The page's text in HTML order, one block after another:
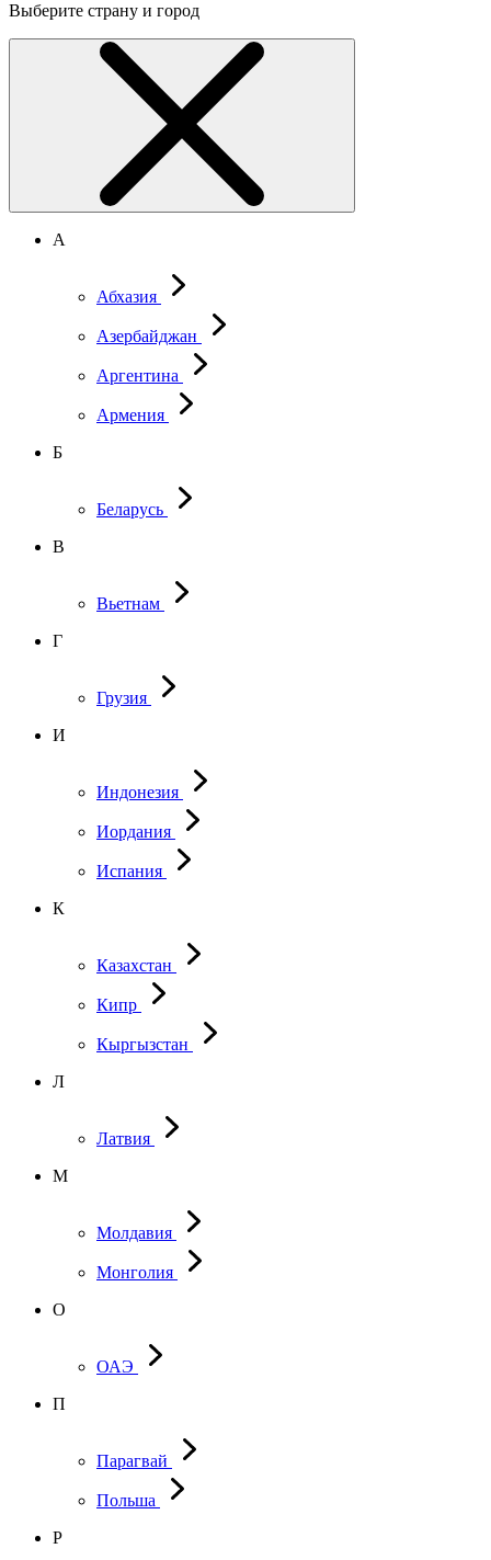
Выберите страну и город
А
Абхазия
Азербайджан
Аргентина
Армения
Б
Беларусь
В
Вьетнам
Г
Грузия
И
Индонезия
Иордания
Испания
К
Казахстан
Кипр
Кыргызстан
Л
Латвия
М
Молдавия
Монголия
О
ОАЭ
П
Парагвай
Польша
Р